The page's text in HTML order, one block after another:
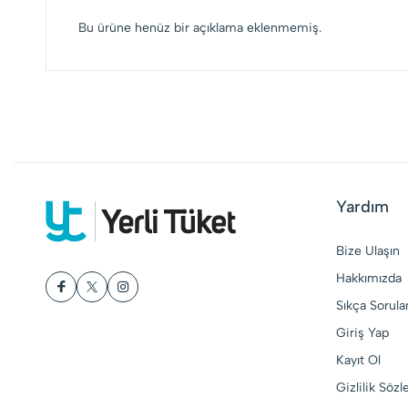
Bu ürüne henüz bir açıklama eklenmemiş.
Yardım
Bize Ulaşın
Hakkımızda
Sıkça
Giriş Yap
Kayıt Ol
Gizlilik